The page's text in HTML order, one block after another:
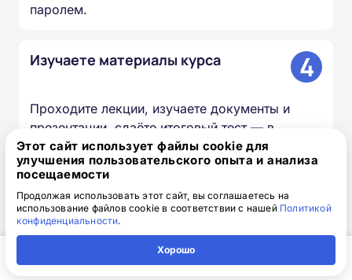
паролем.
Изучаете материалы курса 4
Проходите лекции, изучаете документы и
презентации, сдаёте итоговый тест — в
удобное для вас время и темпе.
Мы вносим сведения в ФИС
ФРДО
5
Информация о выданных удостоверениях и
Этот сайт использует файлы cookie для
улучшения пользовательского опыта и анализа
посещаемости
Продолжая использовать этот сайт, вы соглашаетесь на
использование файлов cookie в соответствии с нашей Политикой
конфиденциальности.
Хорошо